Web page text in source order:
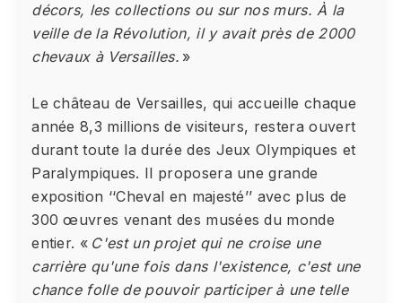
décors, les collections ou sur nos murs. À la
veille de la Révolution, il y avait près de 2000
chevaux à Versailles. »
Le château de Versailles, qui accueille chaque
année 8,3 millions de visiteurs, restera ouvert
durant toute la durée des Jeux Olympiques et
Paralympiques. Il proposera une grande
exposition ‘‘Cheval en majesté’’ avec plus de
300 œuvres venant des musées du monde
entier. « C'est un projet qui ne croise une
carrière qu'une fois dans l'existence, c'est une
chance folle de pouvoir participer à une telle